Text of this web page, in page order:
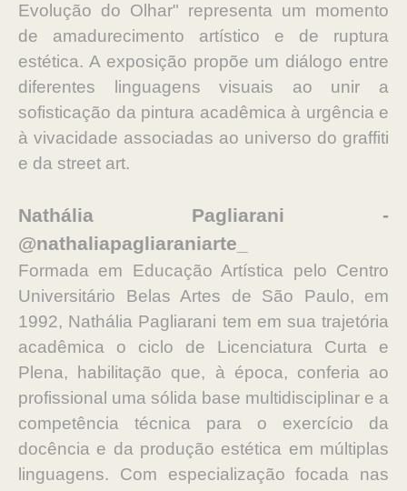
Evolução do Olhar" representa um momento
de amadurecimento artístico e de ruptura
estética. A exposição propõe um diálogo entre
diferentes linguagens visuais ao unir a
sofisticação da pintura acadêmica à urgência e
à vivacidade associadas ao universo do graffiti
e da street art.
Nathália Pagliarani -
@nathaliapagliaraniarte_
Formada em Educação Artística pelo Centro
Universitário Belas Artes de São Paulo, em
1992, Nathália Pagliarani tem em sua trajetória
acadêmica o ciclo de Licenciatura Curta e
Plena, habilitação que, à época, conferia ao
profissional uma sólida base multidisciplinar e a
competência técnica para o exercício da
docência e da produção estética em múltiplas
linguagens. Com especialização focada nas